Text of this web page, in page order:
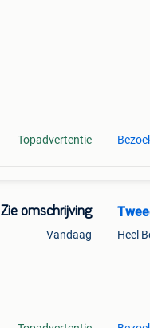
Topadvertentie
Zie omschrijving
Vandaag Heel